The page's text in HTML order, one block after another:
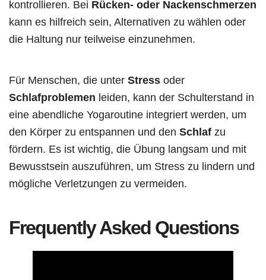
kontrollieren. Bei Rücken- oder Nackenschmerzen
kann es hilfreich sein, Alternativen zu wählen oder
die Haltung nur teilweise einzunehmen.
Für Menschen, die unter Stress oder
Schlafproblemen leiden, kann der Schulterstand in
eine abendliche Yogaroutine integriert werden, um
den Körper zu entspannen und den Schlaf zu
fördern. Es ist wichtig, die Übung langsam und mit
Bewusstsein auszuführen, um Stress zu lindern und
mögliche Verletzungen zu vermeiden.
Frequently Asked Questions